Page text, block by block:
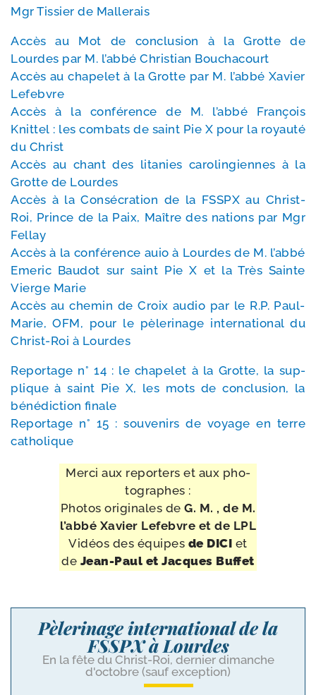
Mgr Tissier de Mallerais
Accès au Mot de conclu­sion à la Grotte de
Lourdes par M. l’ab­bé Christian Bouchacourt
Accès au cha­pe­let à la Grotte par M. l’ab­bé Xavier
Lefebvre
Accès à la confé­rence de M. l’ab­bé François
Knittel : les com­bats de saint Pie X pour la royau­té
du Christ
Accès au chant des lita­nies caro­lin­giennes à la
Grotte de Lourdes
Accès à la Consécration de la FSSPX au Christ-​
Roi, Prince de la Paix, Maître des nations par Mgr
Fellay
Accès à la confé­rence auio à Lourdes de M. l’ab­bé
Emeric Baudot sur saint Pie X et la Très Sainte
Vierge Marie
Accès au che­min de Croix audio par le R.P. Paul-​
Marie, OFM, pour le pèle­ri­nage inter­na­tio­nal du
Christ-​Roi à Lourdes
Reportage n° 14 : le cha­pe­let à la Grotte, la sup­
plique à saint Pie X, les mots de conclu­sion, la
béné­dic­tion finale
Reportage n° 15 : sou­ve­nirs de voyage en terre
catholique
Merci aux repor­ters et aux pho­
to­graphes :
Photos ori­gi­nales de G. M. , de M.
l’ab­bé Xavier Lefebvre et de LPL
Vidéos des équipes de DICI et
de Jean-​Paul et Jacques Buffet
Pèlerinage international de la
FSSPX à Lourdes
En la fête du Christ-Roi, dernier dimanche
d'octobre (sauf exception)